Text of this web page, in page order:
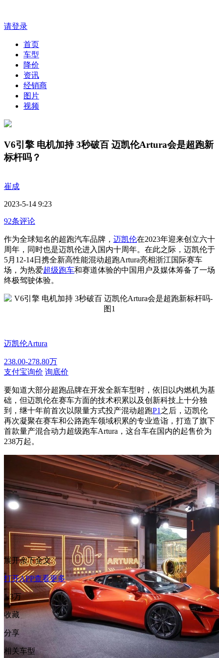
请登录
首页
车型
降价
资讯
经销商
图片
视频
V6引擎 电机加持 3秒破百 迈凯伦Artura会是超跑新
标杆吗？
崔成
2023-5-14 9:23
92条评论
作为全球知名的超跑汽车品牌， 迈凯伦在2023年迎来创立六十
周年，同时也是迈凯伦进入国内十周年。在此之际，迈凯伦于
5月12-14日携全新高性能混动超跑Artura亮相浙江国际赛车
场，为热爱超级跑车和赛道体验的中国用户及媒体筹备了一场
终极驾驶体验。
迈凯伦Artura
238.00-278.80万
支付宝询价 询底价
要知道大部分超跑品牌在开发全新车型时，依旧以内燃机为基
础，但迈凯伦在赛车方面的技术积累以及创新科技上十分独
到，继十年前首次以限量方式投产混动超跑P1之后，迈凯伦
再次凝聚在赛车和公路跑车领域积累的专业造诣，打造了旗下
首款量产混合动力超级跑车Artura，这台车在国内的起售价为
238万起。
展开余下全文
打开APP查看更多
1.3万
收藏
分享
相关车型